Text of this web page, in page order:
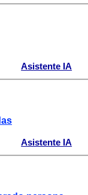
Asistente IA
Asistente IA